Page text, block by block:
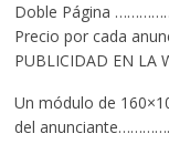
Doble Página
Precio por cada
PUBLICIDAD EN LA
Un módulo de
del